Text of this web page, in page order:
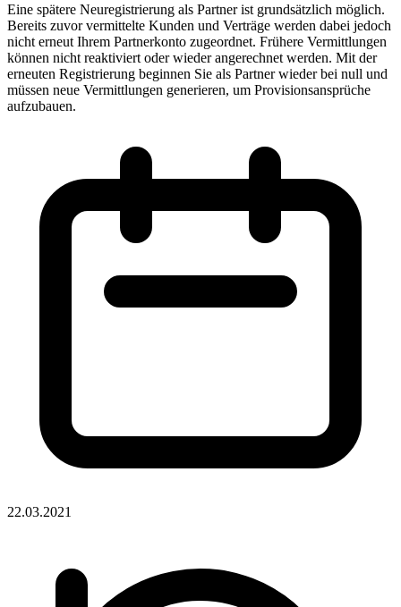
Eine spätere Neuregistrierung als Partner ist grundsätzlich möglich.
Bereits zuvor vermittelte Kunden und Verträge werden dabei jedoch
nicht erneut Ihrem Partnerkonto zugeordnet. Frühere Vermittlungen
können nicht reaktiviert oder wieder angerechnet werden. Mit der
erneuten Registrierung beginnen Sie als Partner wieder bei null und
müssen neue Vermittlungen generieren, um Provisionsansprüche
aufzubauen.
22.03.2021